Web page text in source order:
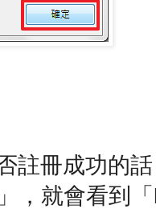
註冊成功的
」，就會看到「